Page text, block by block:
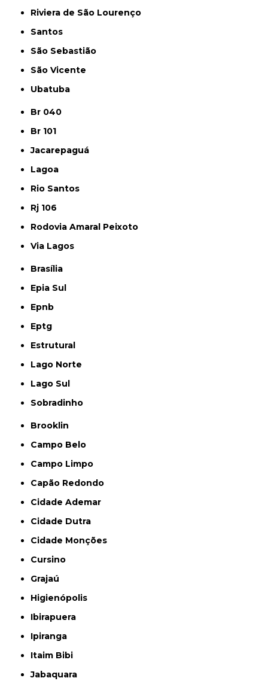
Riviera de São Lourenço
Santos
São Sebastião
São Vicente
Ubatuba
Br 040
Br 101
Jacarepaguá
Lagoa
Rio Santos
Rj 106
Rodovia Amaral Peixoto
Via Lagos
Brasília
Epia Sul
Epnb
Eptg
Estrutural
Lago Norte
Lago Sul
Sobradinho
Brooklin
Campo Belo
Campo Limpo
Capão Redondo
Cidade Ademar
Cidade Dutra
Cidade Monções
Cursino
Grajaú
Higienópolis
Ibirapuera
Ipiranga
Itaim Bibi
Jabaquara